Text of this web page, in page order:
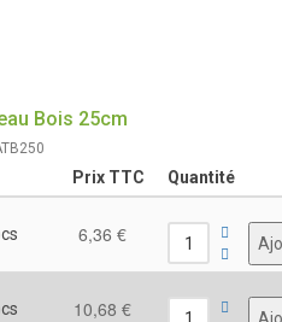
Bois 25cm
Prix TTC Quantité
6,36 €
10,68 €